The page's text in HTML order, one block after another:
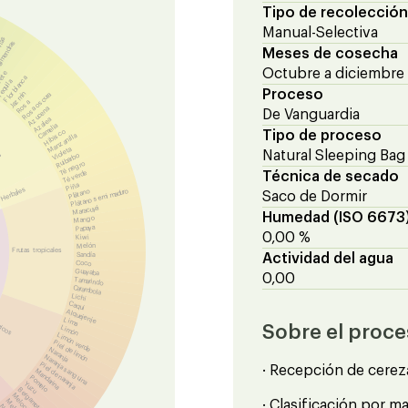
Herbales
Frutas tropicales
Flor blanca
Jazmín
RosaRosa oscura
Azucena
Azalea
Camelia
Hibisco
Manzanilla
Violeta
Ruibarbo
Té negro
Té verde
Piña
Plátano
Plátano semi maduro
Maracuyá
Mango
Papaya
Kiwi
Melón
Sandía
Coco
Guayaba
Tamarindo
Carambola
Lichi
Caqui
Alquejenje
Lima
Limón
Limón verde
Piel de limón
Naranja
Naranja sanguina
Piel de naranja
Mandarina
Pomelo
Yuzu
Bergamota
Tipo de recolección
Manual-Selectiva
Meses de cosecha
Octubre a diciembre
Proceso
De Vanguardia
Tipo de proceso
Natural Sleeping Bag
Técnica de secado
Saco de Dormir
Humedad (ISO
0,00 %
Actividad del agua
0,00
Sobre el
· Recepción de